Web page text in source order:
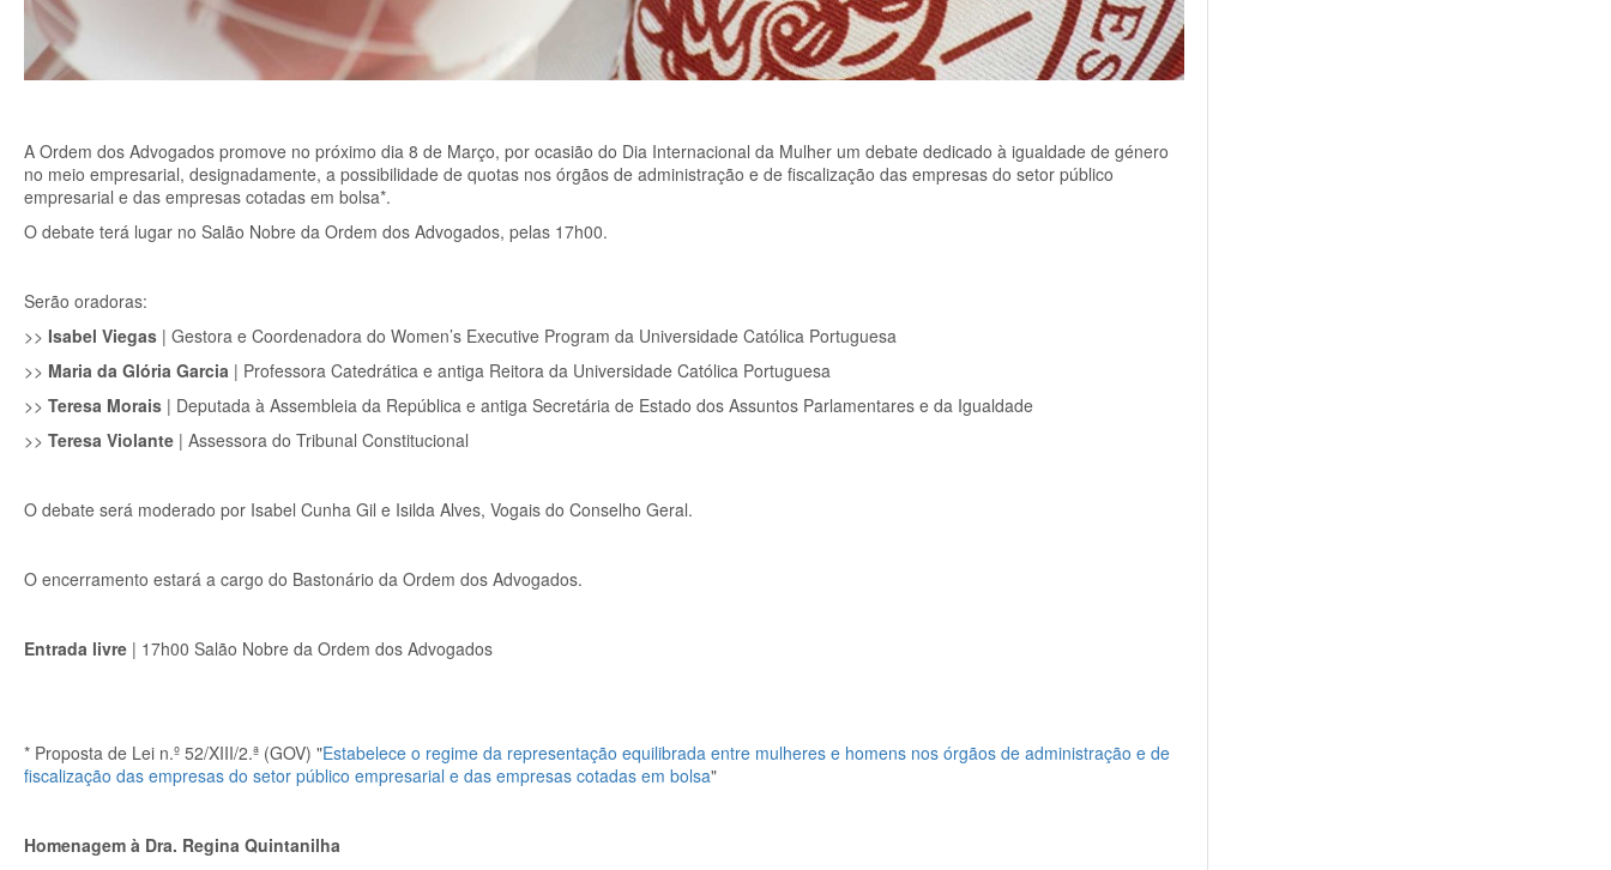
A Ordem dos Advogados promove no próximo dia 8 de Março, por ocasião do Dia Internacional da Mulher um debate dedicado à igualdade de género
no meio empresarial, designadamente, a possibilidade de quotas nos órgãos de administração e de fiscalização das empresas do setor público
empresarial e das empresas cotadas em bolsa*.
O debate terá lugar no Salão Nobre da Ordem dos Advogados, pelas 17h00.
Serão oradoras:
>> Isabel Viegas | Gestora e Coordenadora do Women’s Executive Program da Universidade Católica Portuguesa
>> Maria da Glória Garcia | Professora Catedrática e antiga Reitora da Universidade Católica Portuguesa
>> Teresa Morais | Deputada à Assembleia da República e antiga Secretária de Estado dos Assuntos Parlamentares e da Igualdade
>> Teresa Violante | Assessora do Tribunal Constitucional
O debate será moderado por Isabel Cunha Gil e Isilda Alves, Vogais do Conselho Geral.
O encerramento estará a cargo do Bastonário da Ordem dos Advogados.
Entrada livre | 17h00 Salão Nobre da Ordem dos Advogados
* Proposta de Lei n.º 52/XIII/2.ª (GOV) "Estabelece o regime da representação equilibrada entre mulheres e homens nos órgãos de administração e de
fiscalização das empresas do setor público empresarial e das empresas cotadas em bolsa"
Homenagem à Dra. Regina Quintanilha